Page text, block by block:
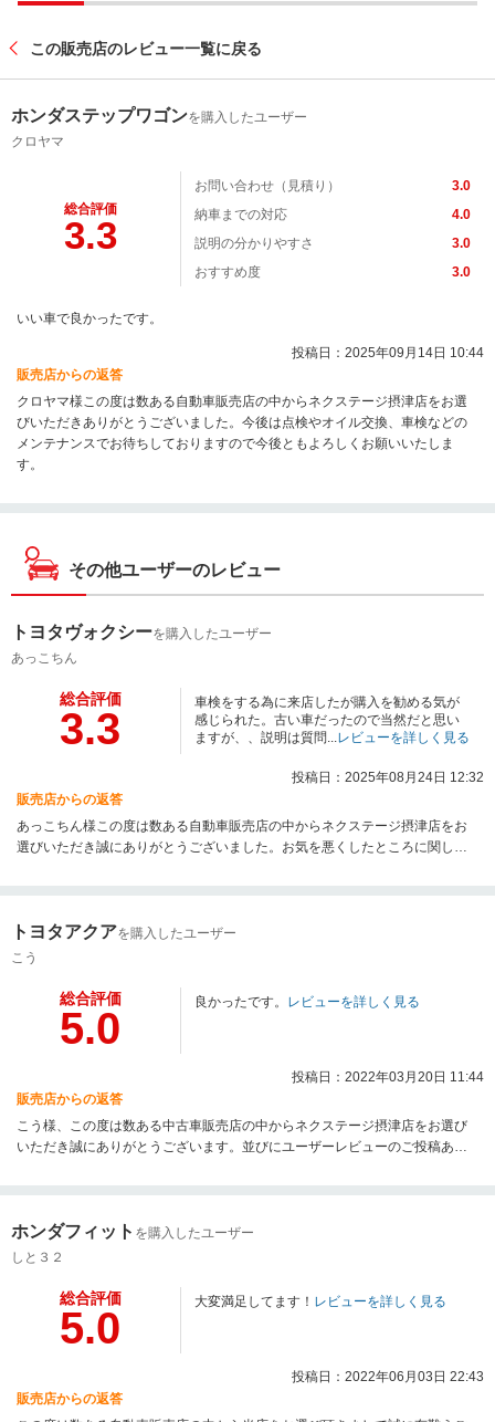
この販売店のレビュー一覧に戻る
ホンダステップワゴンを購入したユーザー
クロヤマ
総合評価
3.3
お問い合わせ（見積り）
3.0
納車までの対応
4.0
説明の分かりやすさ
3.0
おすすめ度
3.0
いい車で良かったです。
投稿日：2025年09月14日 10:44
販売店からの返答
クロヤマ様この度は数ある自動車販売店の中からネクステージ摂津店をお選
びいただきありがとうございました。今後は点検やオイル交換、車検などの
メンテナンスでお待ちしておりますので今後ともよろしくお願いいたしま
す。
その他ユーザーのレビュー
トヨタヴォクシーを購入したユーザー
あっこちん
総合評価
3.3
車検をする為に来店したが購入を勧める気が
感じられた。古い車だったので当然だと思い
ますが、、説明は質問... レビューを詳しく見る
投稿日：2025年08月24日 12:32
販売店からの返答
あっこちん様この度は数ある自動車販売店の中からネクステージ摂津店をお
選びいただき誠にありがとうございました。お気を悪くしたところに関して
すので、今後とも末永くよろしくお願い致します。
トヨタアクアを購入したユーザー
こう
総合評価
5.0
良かったです。 レビューを詳しく見る
投稿日：2022年03月20日 11:44
販売店からの返答
こう様、この度は数ある中古車販売店の中からネクステージ摂津店をお選び
いただき誠にありがとうございます。並びにユーザーレビューのご投稿あり
不明点やご質問などございましたらお気軽にお声がけ下さい。今後とも末永
ホンダフィット を購入したユーザー
しと３２
総合評価
5.0
大変満足してます！ レビューを詳しく見る
投稿日：2022年06月03日 22:43
販売店からの返答